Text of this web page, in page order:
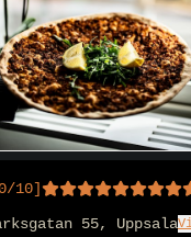
/10]
55, Uppsala